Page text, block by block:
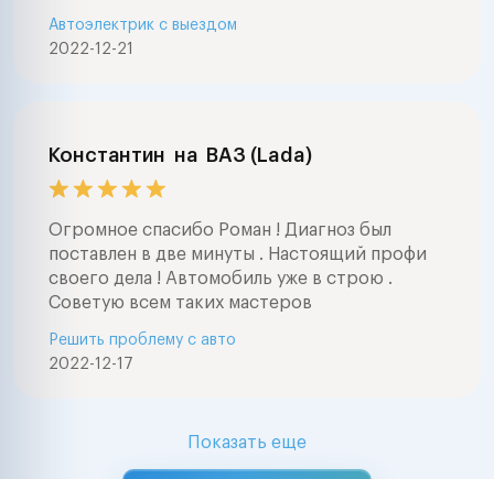
2022-12-21
Автоэлектрик с выездом
Константин на ВАЗ (Lada)
Огромное спасибо Роман ! Диагноз был
поставлен в две минуты . Настоящий профи
своего дела ! Автомобиль уже в строю .
Советую всем таких мастеров
2022-12-17
Решить проблему с авто
Показать еще